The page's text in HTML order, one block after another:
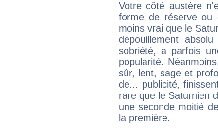
Votre côté austère
forme de réserve
moins vrai que le
dépouillement
sobriété, a parfois
popularité.
sûr, lent, sage et
de... publicité,
rare que le Saturnien
une seconde moitié
la première.